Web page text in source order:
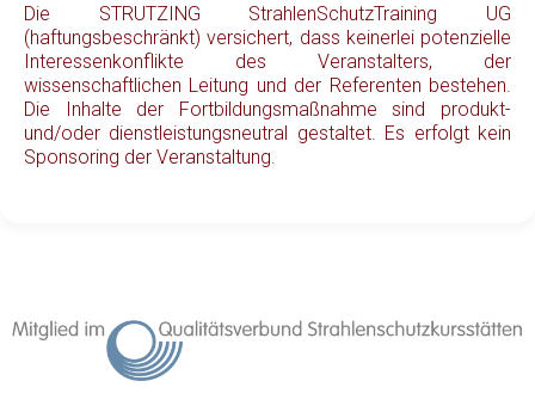
Die STRUTZING StrahlenSchutzTraining UG
(haftungsbeschränkt) versichert, dass keinerlei potenzielle
Interessenkonflikte des Veranstalters, der
wissenschaftlichen Leitung und der Referenten bestehen.
Die Inhalte der Fortbildungsmaßnahme sind produkt-
und/oder dienstleistungsneutral gestaltet. Es erfolgt kein
Sponsoring der Veranstaltung.